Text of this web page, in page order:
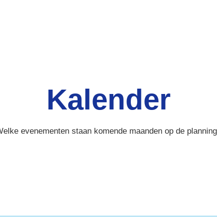
Kalender
evenementen staan komende maanden op de